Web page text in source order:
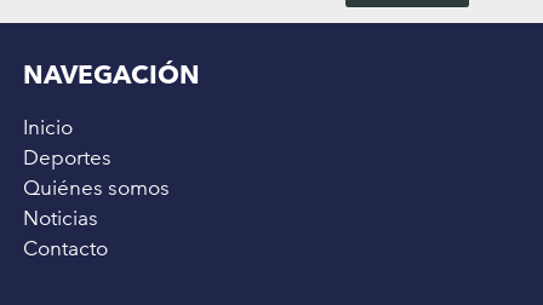
NAVEGACIÓN
Inicio
Deportes
Quiénes somos
Noticias
Contacto